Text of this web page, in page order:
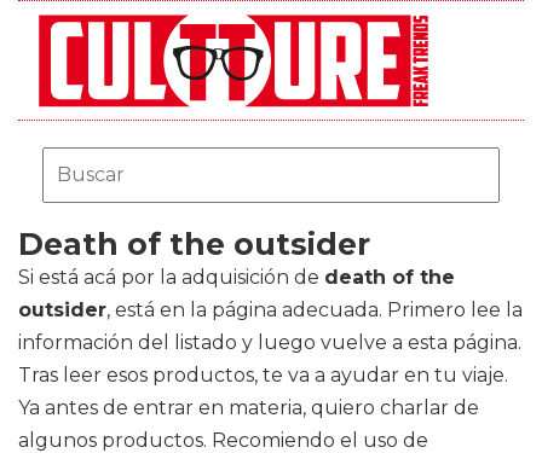
Death of the outsider
Si está acá por la adquisición de death of the
outsider, está en la página adecuada. Primero lee la
información del listado y luego vuelve a esta página.
Tras leer esos productos, te va a ayudar en tu viaje.
Ya antes de entrar en materia, quiero charlar de
algunos productos. Recomiendo el uso de